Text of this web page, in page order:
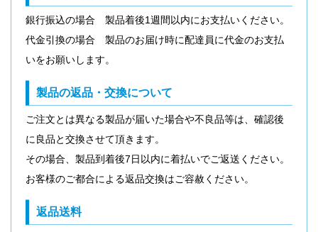
銀行振込の場合 製品着後1週間以内にお支払いください。
代金引換の場合 製品のお届け時に配達員に代金のお支払
いをお願いします。
製品の返品・交換について
ご注文とは異なる製品が届いた場合や不良品等は、確認後
に良品と交換させて頂きます。
その場合、製品到着後7日以内に着払いでご返送ください。
お客様のご都合による返品交換はご容赦ください。
返品送料